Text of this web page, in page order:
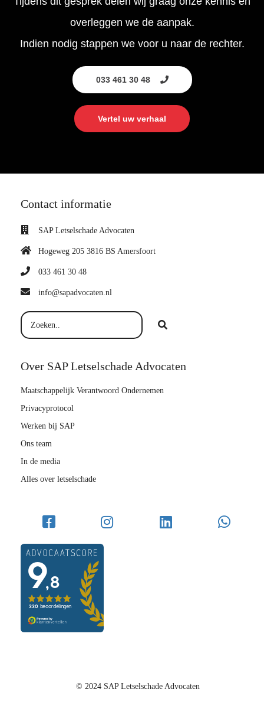
overleggen we de aanpak.
Indien nodig stappen we voor u naar de rechter.
033 461 30 48
Vertel uw verhaal
Contact informatie
SAP Letselschade Advocaten
Hogeweg 205 3816 BS Amersfoort
033 461 30 48
info@sapadvocaten.nl
Over SAP Letselschade Advocaten
Maatschappelijk Verantwoord Ondernemen
Privacyprotocol
Werken bij SAP
Ons team
In de media
Alles over letselschade
© 2024 SAP Letselschade Advocaten